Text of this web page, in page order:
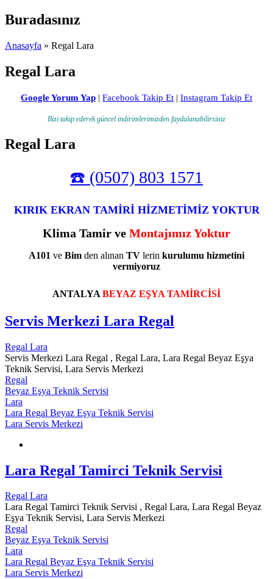
Buradasınız
Anasayfa » Regal Lara
Regal Lara
Google Yorum Yap | Facebook Takip Et | Instagram Takip Et
Bizi takip ederek güncel indirimlerimizden faydalanabilirsiniz
Regal Lara
☎️ (0507) 803 1571
KIRIK EKRAN TAMİRİ HİZMETİMİZ YOKTUR
Klima Tamir ve Montajımız Yoktur
A101 ve Bim den alınan TV lerin kurulumu hizmetini
vermiyoruz
ANTALYA BEYAZ EŞYA TAMİRCİSİ
Servis Merkezi Lara Regal
Regal Lara
Servis Merkezi Lara Regal , Regal Lara, Lara Regal Beyaz Eşya
Teknik Servisi, Lara Servis Merkezi
Regal
Beyaz Eşya Teknik Servisi
Lara
Lara Regal Beyaz Eşya Teknik Servisi
Lara Servis Merkezi
Lara Regal Tamirci Teknik Servisi
Regal Lara
Lara Regal Tamirci Teknik Servisi , Regal Lara, Lara Regal Beyaz
Eşya Teknik Servisi, Lara Servis Merkezi
Regal
Beyaz Eşya Teknik Servisi
Lara
Lara Regal Beyaz Eşya Teknik Servisi
Lara Servis Merkezi